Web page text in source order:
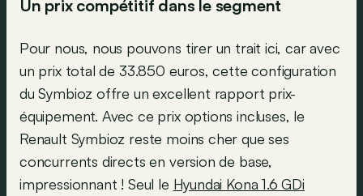
Un prix compétitif dans le segment
Pour nous, nous pouvons tirer un trait ici, car avec
un prix total de 33.850 euros, cette configuration
du Symbioz offre un excellent rapport prix-
équipement. Avec ce prix options incluses, le
Renault Symbioz reste moins cher que ses
concurrents directs en version de base,
impressionnant ! Seul le Hyundai Kona 1.6 GDi